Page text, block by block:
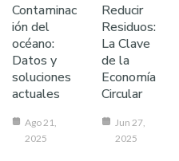
Contaminac
ión del
océano:
Datos y
soluciones
actuales
Ago 21,
2025
Reducir
Residuos:
La Clave
de la
Economía
Circular
Jun 27,
2025